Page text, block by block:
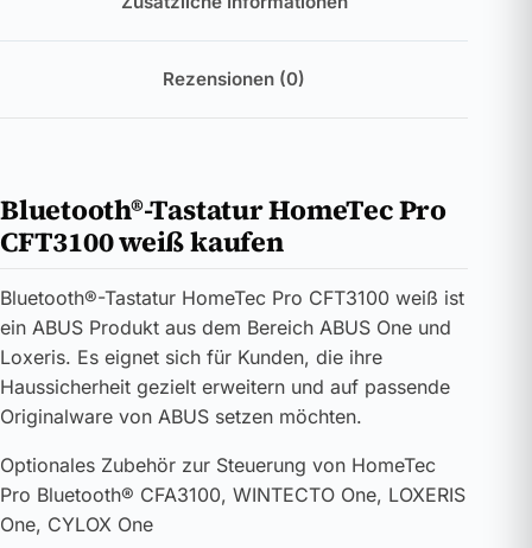
Rezensionen (0)
Bluetooth®-Tastatur HomeTec Pro
CFT3100 weiß kaufen
Bluetooth®-Tastatur HomeTec Pro CFT3100 weiß ist
ein ABUS Produkt aus dem Bereich ABUS One und
Loxeris. Es eignet sich für Kunden, die ihre
Haussicherheit gezielt erweitern und auf passende
Originalware von ABUS setzen möchten.
Optionales Zubehör zur Steuerung von HomeTec
Pro Bluetooth® CFA3100, WINTECTO One, LOXERIS
One, CYLOX One